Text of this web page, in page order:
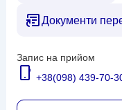
Документи
Запис на прийом
+38(098) 439-70-